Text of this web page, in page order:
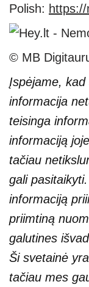
Polish:
© MB
Įspėjame,
informacija
teisinga
informaciją
tačiau
gali
informaciją
priimtiną
galutines
Ši svetainė
tačiau mes